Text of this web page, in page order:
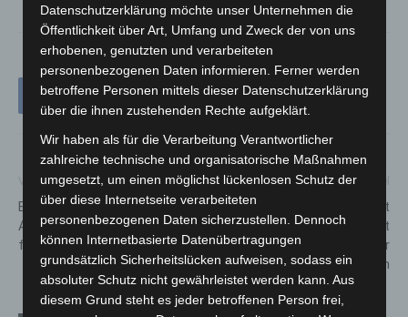
Vorheriger Artikel
Einbrecher in der Ernst-
August-Galerie Hannover auf
frischer Tat festgenommen
Nächster Artikel
Polizei Hannover informiert
Senioren mit
Präventionspuppenbühne über
Betrugsmaschen
Datenschutzerklärung möchte unser Unternehmen die
Öffentlichkeit über Art, Umfang und Zweck der von uns
erhobenen, genutzten und verarbeiteten
personenbezogenen Daten informieren. Ferner werden
betroffene Personen mittels dieser Datenschutzerklärung
über die ihnen zustehenden Rechte aufgeklärt.
Wir haben als für die Verarbeitung Verantwortlicher
zahlreiche technische und organisatorische Maßnahmen
umgesetzt, um einen möglichst lückenlosen Schutz der
über diese Internetseite verarbeiteten
personenbezogenen Daten sicherzustellen. Dennoch
können Internetbasierte Datenübertragungen
grundsätzlich Sicherheitslücken aufweisen, sodass ein
absoluter Schutz nicht gewährleistet werden kann. Aus
diesem Grund steht es jeder betroffenen Person frei,